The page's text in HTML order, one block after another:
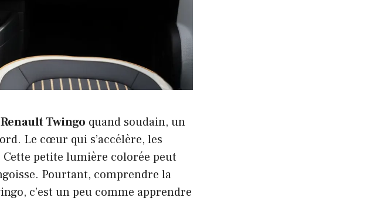
Renault Twingo quand soudain, un
Le cœur qui s’accélère, les
Cette petite lumière colorée peut
Pourtant, comprendre la
c’est un peu comme apprendre